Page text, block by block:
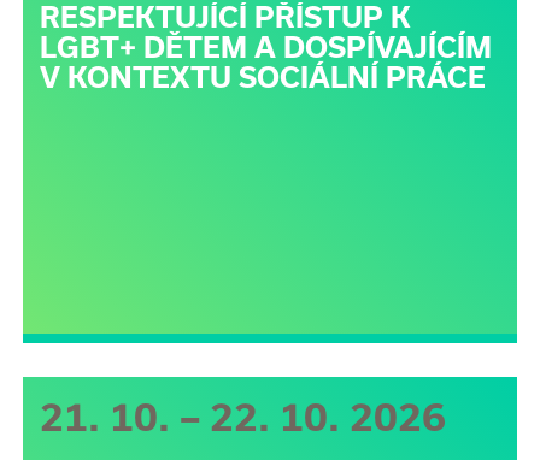
RESPEKTUJÍCÍ PŘÍSTUP K
LGBT+ DĚTEM A DOSPÍVAJÍCÍM
V KONTEXTU SOCIÁLNÍ PRÁCE
21. 10. – 22. 10. 2026